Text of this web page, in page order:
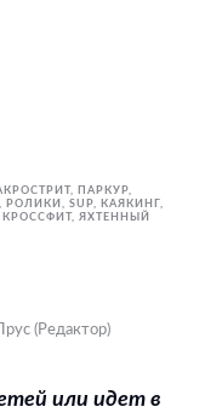
ПАРКУР,
РОЛИКИ SUP
КАЯКИНГ
ЯХТЕННЫЙ
(Редактор)
или идет в